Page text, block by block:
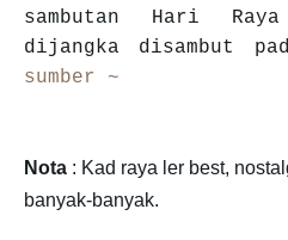
sambutan Hari
dijangka disambut
sumber ~
Nota : Kad raya ler best,
banyak-banyak.